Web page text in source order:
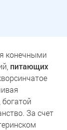
конечными
питающих
За счет